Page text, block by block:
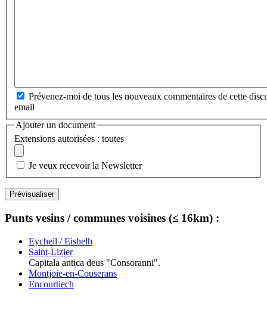
Prévenez-moi de tous les nouveaux commentaires de cette
email
Ajouter un document
Extensions autorisées : toutes
Je veux recevoir la Newsletter
Punts vesins / communes voisines (≤ 16km) :
Eycheil / Eishelh
Saint-Lizier
Capitala antica deus "Consoranni".
Montjoie-en-Couserans
Encourtiech